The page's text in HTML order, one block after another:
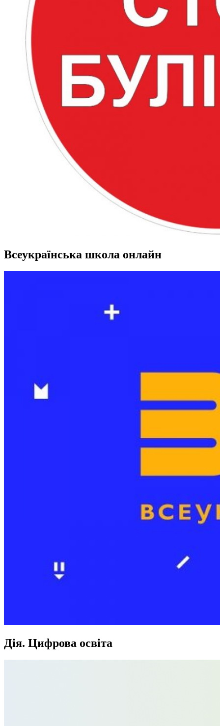
Всеукраїнська школа онлайн
Дія. Цифрова освіта